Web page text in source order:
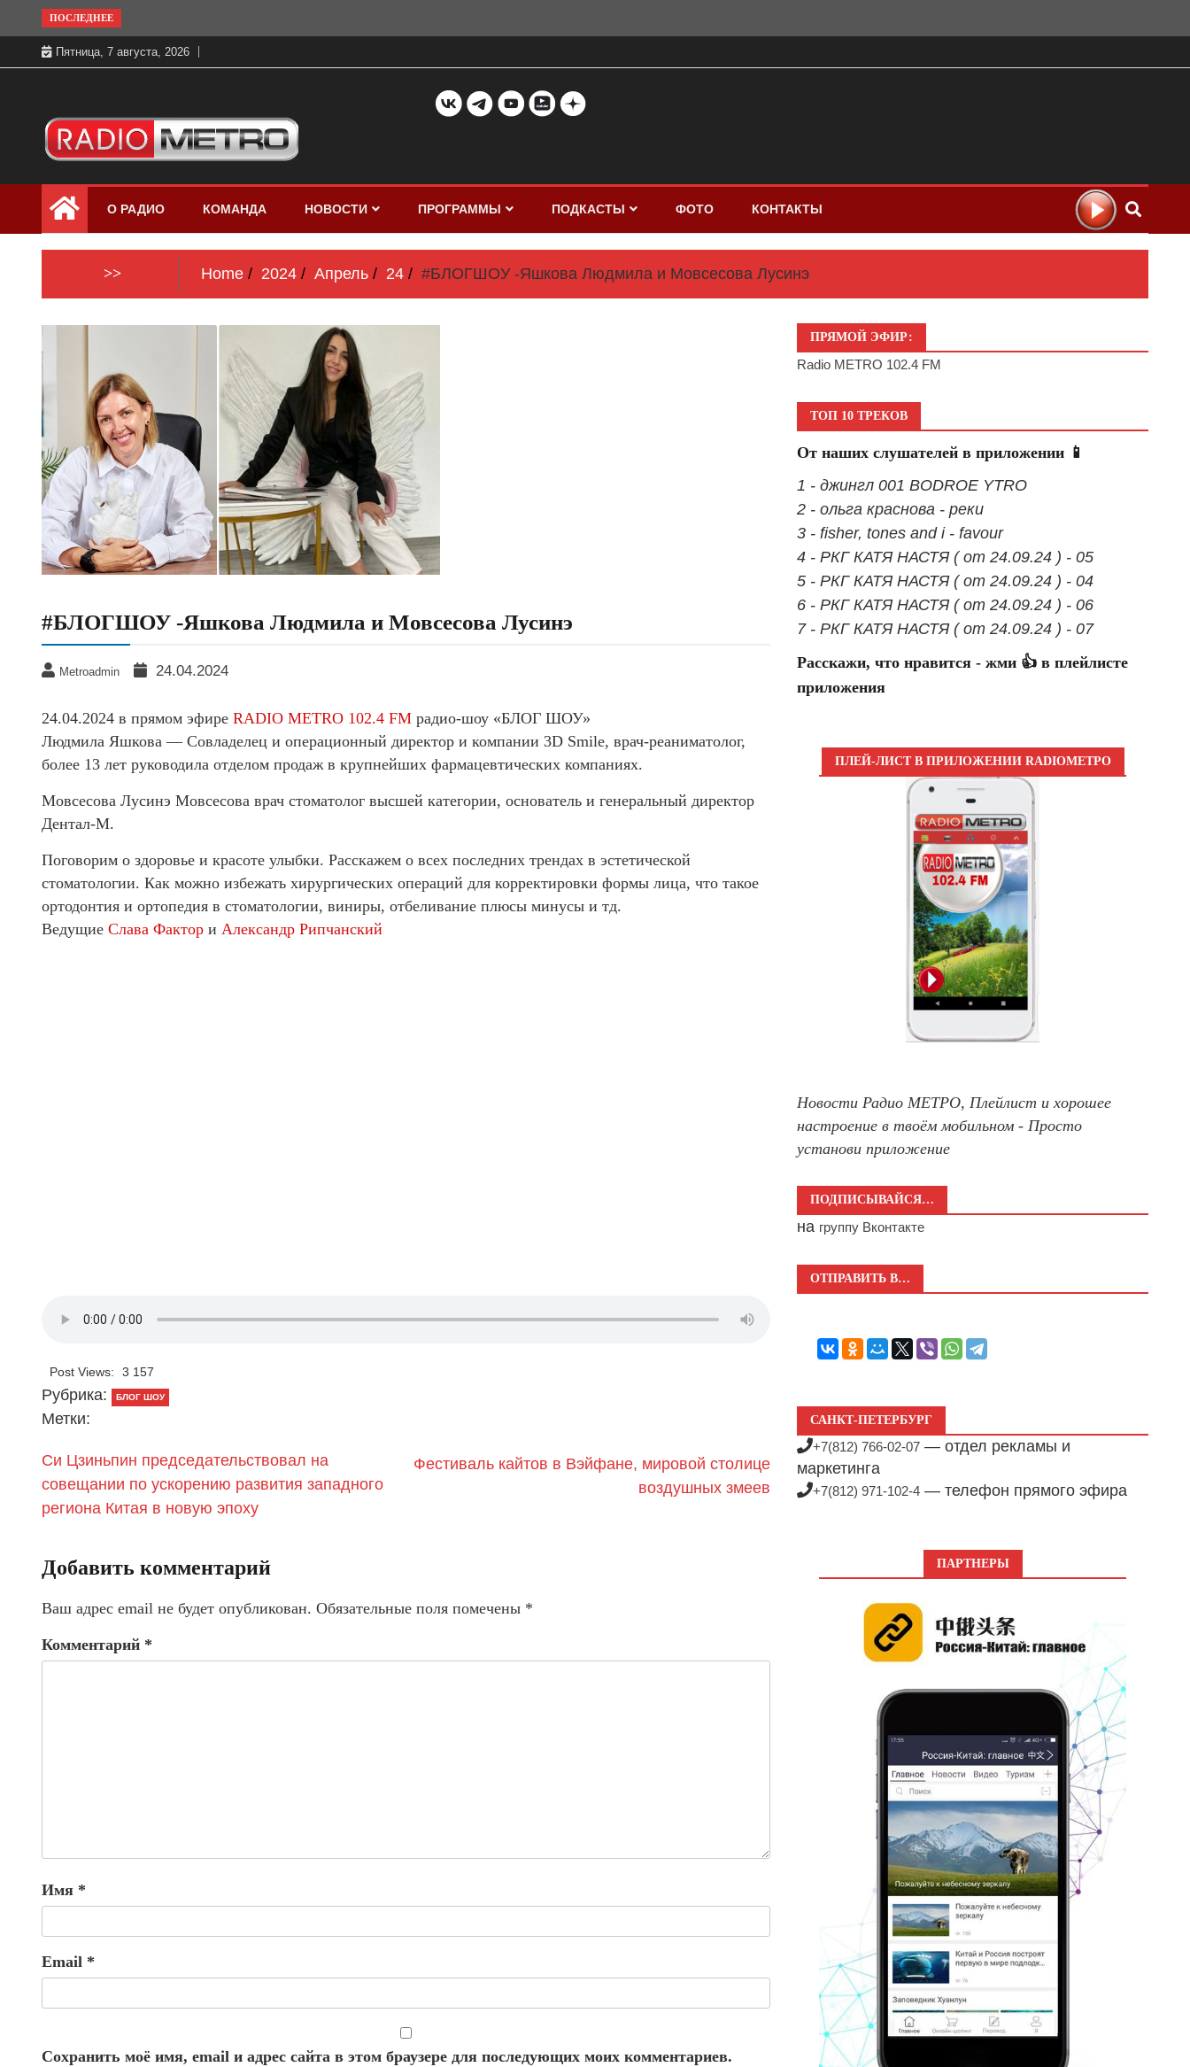
to
content
ПОСЛЕДНЕЕ
Пятница, 7 августа, 2026
Радио МЕТРО
бесплатно в хорошем качестве Санкт-
Петербург и Россия
О РАДИО КОМАНДА НОВОСТИ ПРОГРАММЫ ПОДКАСТЫ ФОТО КОНТАКТЫ
>> Home 2024 Апрель 24 #БЛОГШОУ -Яшкова Людмила и Мовсесова Лусинэ
#БЛОГШОУ -Яшкова Людмила и Мовсесова Лусинэ
Metroadmin 24.04.2024
24.04.2024 в прямом эфире RADIO METRO 102.4 FM радио-шоу «БЛОГ ШОУ»
Людмила Яшкова — Совладелец и операционный директор и компании 3D Smile, врач-реаниматолог,
более 13 лет руководила отделом продаж в крупнейших фармацевтических компаниях.
Мовсесова Лусинэ Мовсесова врач стоматолог высшей категории, основатель и генеральный директор
Дентал-М.
Поговорим о здоровье и красоте улыбки. Расскажем о всех последних трендах в эстетической
стоматологии. Как можно избежать хирургических операций для корректировки формы лица, что такое
ортодонтия и ортопедия в стоматологии, виниры, отбеливание плюсы минусы и тд.
Ведущие Слава Фактор и Александр Рипчанский
Post Views: 3 157
Рубрика: БЛОГ ШОУ
Метки:
Си Цзиньпин председательствовал на
совещании по ускорению развития западного
региона Китая в новую эпоху
Фестиваль кайтов в Вэйфане, мировой столице
воздушных змеев
Добавить комментарий
Ваш адрес email не будет опубликован. Обязательные поля помечены *
Комментарий *
Имя *
Email *
Сохранить моё имя, email и адрес сайта в этом браузере для последующих моих комментариев.
ПРЯМОЙ ЭФИР:
Radio METRO 102.4 FM
ТОП 10 ТРЕКОВ
От наших слушателей в приложении 📱
1 - джингл 001 BODROE YTRO
2 - ольга краснова - реки
3 - fisher, tones and i - favour
4 - РКГ КАТЯ НАСТЯ ( от 24.09.24 ) - 05
5 - РКГ КАТЯ НАСТЯ ( от 24.09.24 ) - 04
6 - РКГ КАТЯ НАСТЯ ( от 24.09.24 ) - 06
7 - РКГ КАТЯ НАСТЯ ( от 24.09.24 ) - 07
Расскажи, что нравится - жми 👍 в плейлисте
приложения
ПЛЕЙ-ЛИСТ В ПРИЛОЖЕНИИ RADIOМЕТРО
Новости Радио МЕТРО, Плейлист и хорошее
настроение в твоём мобильном - Просто
установи приложение
ПОДПИСЫВАЙСЯ…
на группу Вконтакте
ОТПРАВИТЬ В…
САНКТ-ПЕТЕРБУРГ
+7(812) 766-02-07 — отдел рекламы и
маркетинга
+7(812) 971-102-4 — телефон прямого эфира
ПАРТНЕРЫ